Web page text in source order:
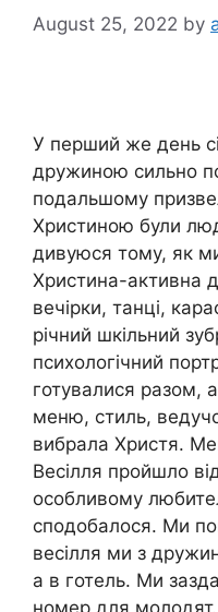
August 25, 2022 by
У перший же день
дружиною сильно
подальшому
Христиною були
дивуюся тому, як
Христина-активна
вечірки, танці,
річний шкільний
психологічний
готувалися разом,
меню, стиль,
вибрала Христя.
Весілля пройшло
особливому
сподобалося. Ми
весілля ми з
а в готель. Ми